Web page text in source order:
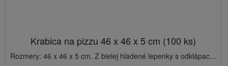
Krabica na pizzu 46 x 46 x 5 cm (100 ks)
Rozmery: 46 x 46 x 5 cm. Z bielej hladené lepenky s odklápac...